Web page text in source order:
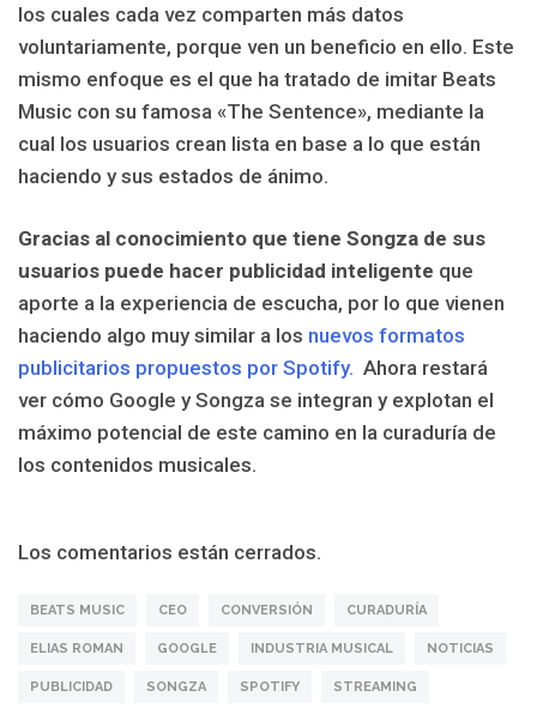
los cuales cada vez comparten más datos
voluntariamente, porque ven un beneficio en ello. Este
mismo enfoque es el que ha tratado de imitar Beats
Music con su famosa «The Sentence», mediante la
cual los usuarios crean lista en base a lo que están
haciendo y sus estados de ánimo.
Gracias al conocimiento que tiene Songza de sus
usuarios puede hacer publicidad inteligente que
aporte a la experiencia de escucha, por lo que vienen
haciendo algo muy similar a los nuevos formatos
publicitarios propuestos por Spotify. Ahora restará
ver cómo Google y Songza se integran y explotan el
máximo potencial de este camino en la curaduría de
los contenidos musicales.
Los comentarios están cerrados.
BEATS MUSIC CEO CONVERSIÓN CURADURÍA
ELIAS ROMAN GOOGLE INDUSTRIA MUSICAL NOTICIAS
PUBLICIDAD SONGZA SPOTIFY STREAMING